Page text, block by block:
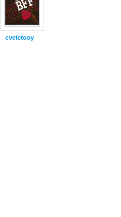
cvetetooy